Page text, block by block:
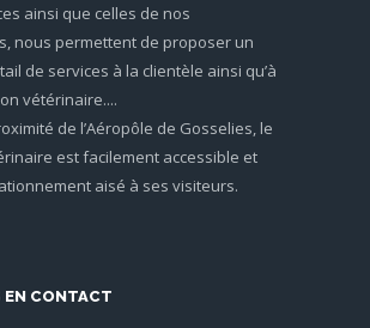
ainsi que celles de nos
nous permettent de proposer un
de services à la clientèle ainsi qu’à
vétérinaire....
de l’Aéropôle de Gosselies, le
est facilement accessible et
aisé à ses visiteurs.
EN CONTACT